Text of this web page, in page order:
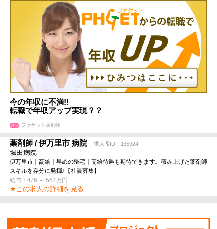
今の年収に不満!!
転職で年収アップ実現？？
注目 ファゲット薬剤師
薬剤師 / 伊万里市 病院 求人番ID：135924
堀田病院
伊万里市｜高給｜早めの帰宅｜高給待遇も期待できます。積み上げた薬剤師
スキルを存分に発揮♪【社員募集】
給与：476 ～ 564万円
★この求人の詳細を見る